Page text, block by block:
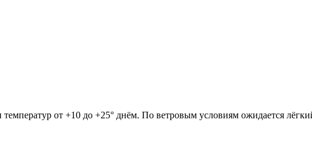
от +10 до +25° днём. По ветровым условиям ожидается